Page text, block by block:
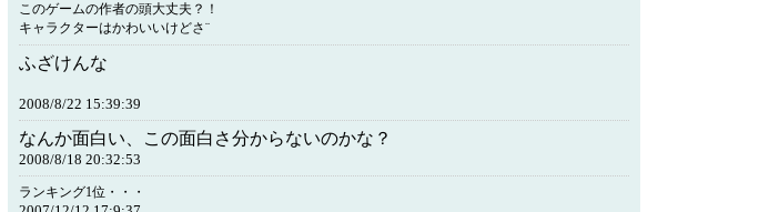
このゲームの作者の頭大丈夫？！
キャラクターはかわいいけどさ¨
ふざけんな
2008/8/22 15:39:39
なんか面白い、この面白さ分からないのかな？
2008/8/18 20:32:53
ランキング1位・・・